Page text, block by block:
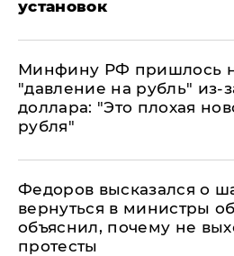
установок
Минфину РФ пришлось
"давление на рубль" из-
доллара: "Это плохая
рубля"
Федоров высказался о
вернуться в министры
объяснил, почему не
протесты